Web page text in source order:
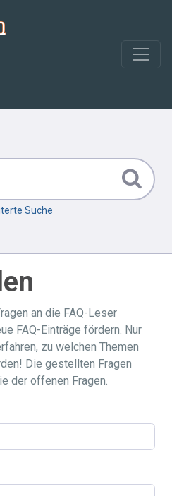
Suche
an die FAQ-Leser
FAQ-Einträge fördern. Nur
zu welchen Themen
Die gestellten Fragen
der offenen Fragen.